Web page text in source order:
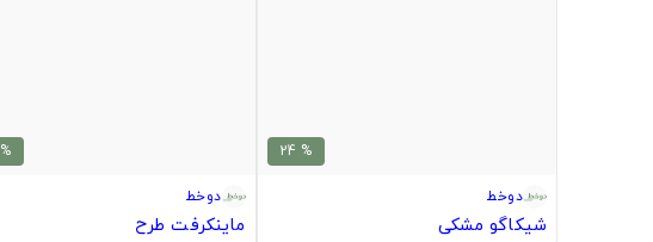
% 24
دوخط
شیکاگو مشکی
% 24
دوخط
ماینکرفت طرح